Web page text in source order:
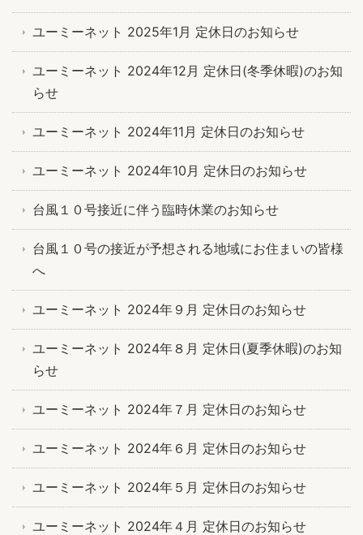
ユーミーネット 2025年1月 定休日のお知らせ
ユーミーネット 2024年12月 定休日(冬季休暇)のお知
らせ
ユーミーネット 2024年11月 定休日のお知らせ
ユーミーネット 2024年10月 定休日のお知らせ
台風１０号接近に伴う臨時休業のお知らせ
台風１０号の接近が予想される地域にお住まいの皆様
へ
ユーミーネット 2024年９月 定休日のお知らせ
ユーミーネット 2024年８月 定休日(夏季休暇)のお知
らせ
ユーミーネット 2024年７月 定休日のお知らせ
ユーミーネット 2024年６月 定休日のお知らせ
ユーミーネット 2024年５月 定休日のお知らせ
ユーミーネット 2024年４月 定休日のお知らせ